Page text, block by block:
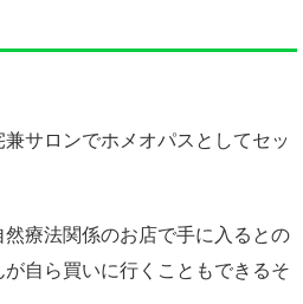
サロンでホメオパスとしてセッ
療法関係のお店で手に入るとの
自ら買いに行くこともできるそ